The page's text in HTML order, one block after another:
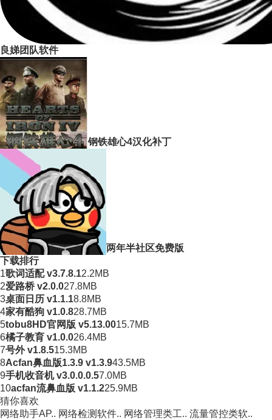
良娣团队软件
钢铁雄心4汉化补丁
两年半社区免费版
下载排行
1歌词适配 v3.7.8.12.2MB
2爱路桥 v2.0.027.8MB
3桌面日历 v1.1.18.8MB
4家有酷狗 v1.0.828.7MB
5tobu8HD官网版 v5.13.0015.7MB
6橘子教育 v1.0.026.4MB
7号外 v1.8.515.3MB
8Acfan鼻血版1.3.9 v1.3.943.5MB
9手机收音机 v3.0.0.0.57.0MB
10acfan流鼻血版 v1.1.225.9MB
猜你喜欢
网络助手AP.. 网络检测软件.. 网络管理类工.. 流量管控类软..